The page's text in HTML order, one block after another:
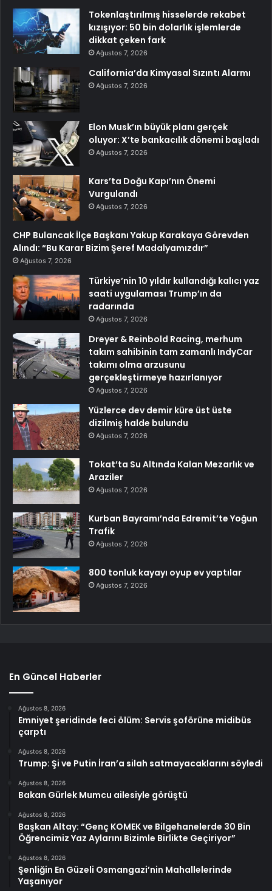
Tokenlaştırılmış hisselerde rekabet
kızışıyor: 50 bin dolarlık işlemlerde
dikkat çeken fark
Ağustos 7, 2026
California’da Kimyasal Sızıntı Alarmı
Ağustos 7, 2026
Elon Musk’ın büyük planı gerçek
oluyor: X’te bankacılık dönemi başladı
Ağustos 7, 2026
Kars’ta Doğu Kapı’nın Önemi
Vurgulandı
Ağustos 7, 2026
CHP Bulancak İlçe Başkanı Yakup Karakaya Görevden
Alındı: “Bu Karar Bizim Şeref Madalyamızdır”
Ağustos 7, 2026
Türkiye’nin 10 yıldır kullandığı kalıcı yaz
saati uygulaması Trump’ın da
radarında
Ağustos 7, 2026
Dreyer & Reinbold Racing, merhum
takım sahibinin tam zamanlı IndyCar
takımı olma arzusunu
gerçekleştirmeye hazırlanıyor
Ağustos 7, 2026
Yüzlerce dev demir küre üst üste
dizilmiş halde bulundu
Ağustos 7, 2026
Tokat’ta Su Altında Kalan Mezarlık ve
Araziler
Ağustos 7, 2026
Kurban Bayramı’nda Edremit’te Yoğun
Trafik
Ağustos 7, 2026
800 tonluk kayayı oyup ev yaptılar
Ağustos 7, 2026
En Güncel Haberler
Ağustos 8, 2026
Emniyet şeridinde feci ölüm: Servis şoförüne midibüs
çarptı
Ağustos 8, 2026
Trump: Şi ve Putin İran’a silah satmayacaklarını söyledi
Ağustos 8, 2026
Bakan Gürlek Mumcu ailesiyle görüştü
Ağustos 8, 2026
Başkan Altay: “Genç KOMEK ve Bilgehanelerde 30 Bin
Öğrencimiz Yaz Aylarını Bizimle Birlikte Geçiriyor”
Ağustos 8, 2026
Şenliğin En Güzeli Osmangazi’nin Mahallelerinde
Yaşanıyor